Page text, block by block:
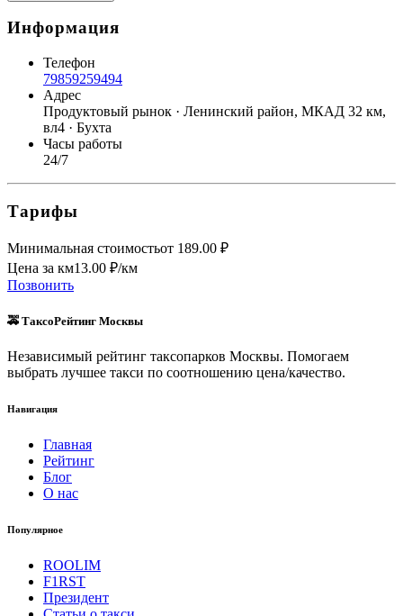
Информация
Телефон
79859259494
Адрес
Продуктовый рынок · Ленинский район, МКАД 32 км,
вл4 · Бухта
Часы работы
24/7
Тарифы
Минимальная стоимостьот 189.00 ₽
Цена за км13.00 ₽/км
Позвонить
🚕 ТаксоРейтинг Москвы
Независимый рейтинг таксопарков Москвы. Помогаем
выбрать лучшее такси по соотношению цена/качество.
Навигация
Главная
Рейтинг
Блог
О нас
Популярное
ROOLIM
F1RST
Президент